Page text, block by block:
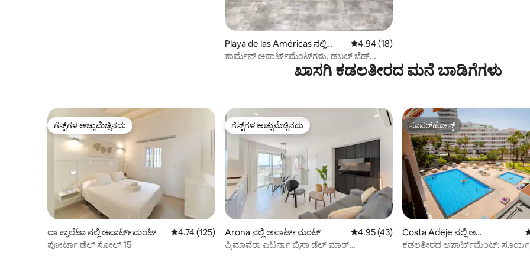
Playa de las Américas ನಲ್ಲಿ
ಕಾಂಡೋ
5 ರಲ್ಲಿ 4.94 ಸರಾಸರಿ ರೇಟಿಂಗ್, 18 ವಿಮರ್ಶೆಗಳು
4.94 (18)
ಕಾರ್ಮೆನ್ ಅಪಾರ್ಟ್‌ಮೆಂಟ್‌ಗಳು, ಡಬಲ್ ಬೆಡ್
ಹೊಂದಿರುವ ಅಪಾರ್ಟ್‌ಮೆಂಟ್...ಖಾಸಗಿ ಕಡಲತೀರದ ಮನೆ ಬಾಡಿಗೆಗಳು
ಗೆಸ್ಟ್‌ಗಳ ಅಚ್ಚುಮೆಚ್ಚಿನದು
ಗೆಸ್ಟ್‌ಗಳ ಅಚ್ಚುಮೆಚ್ಚಿನದು
ಲಾ ಕ್ಯಾಲೆಟಾ ನಲ್ಲಿ ಅಪಾರ್ಟ್‌ಮಂಟ್ 5 ರಲ್ಲಿ 4.74 ಸರಾಸರಿ ರೇಟಿಂಗ್, 125 ವಿಮರ್ಶೆಗಳು
4.74 (125)
ಪೋರ್ಟಾ ಡೆಲ್ ಸೋಲ್ 15
ಗೆಸ್ಟ್‌ಗಳ ಅಚ್ಚುಮೆಚ್ಚಿನದು
ಗೆಸ್ಟ್‌ಗಳ ಅಚ್ಚುಮೆಚ್ಚಿನದು
Arona ನಲ್ಲಿ ಅಪಾರ್ಟ್‌ಮಂಟ್ 5 ರಲ್ಲಿ 4.95 ಸರಾಸರಿ ರೇಟಿಂಗ್, 43 ವಿಮರ್ಶೆಗಳು
4.95 (43)
ಪ್ರಿಮಾವೆರಾ ಎಟರ್ನಾ ಬ್ರಿಸಾ ಡೆಲ್ ಮಾರ್
ಸೂಪರ್‌ಹೋಸ್ಟ್
ಸೂಪರ್‌ಹೋಸ್ಟ್
Costa Adeje ನಲ್ಲಿ ಅ
ಪಾರ್ಟ್‌ಮಂಟ್
ಕಡಲತೀರದ ಅಪಾರ್ಟ್‌ಮೆಂಟ್: